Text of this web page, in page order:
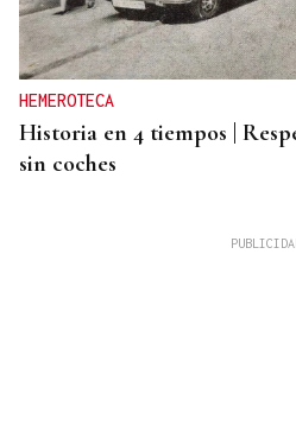
HEMEROTECA
Historia en 4 tiempos |
sin coches